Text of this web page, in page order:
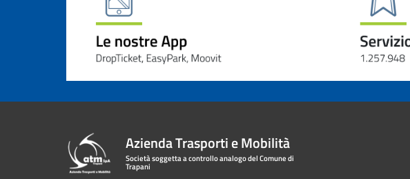
Azienda Trasporti e Mobilità
Società soggetta a controllo analogo del Comune di
Trapani